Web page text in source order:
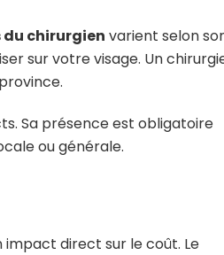
chirurgien varient selon
sur votre visage. Un
Sa présence est obligatoire
ou générale.
impact direct sur le coût. Le